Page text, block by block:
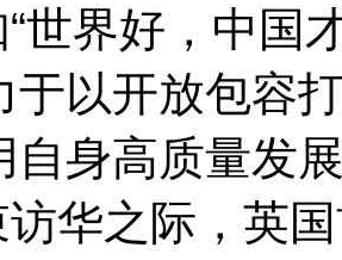
世界好，中国
于以开放包容
自身高质量发
华之际，英